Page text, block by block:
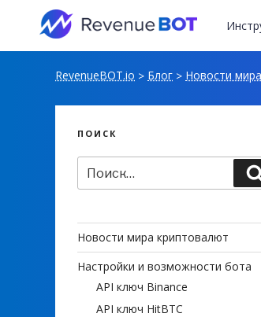
Перейти
содержимому
RevenueBOT.io > Блог > Новости
ПОИСК
Новости мира криптовалют
Настройки и возможности бота
API ключ Binance
API ключ HitBTC